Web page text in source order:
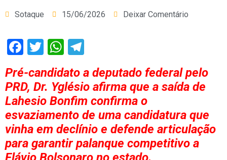
Sotaque 15/06/2026 Deixar Comentário
Facebook
TwitterWhatsApp
Pré-candidato a deputado federal pelo
PRD, Dr. Yglésio afirma que a saída de
Lahesio Bonfim confirma o
esvaziamento de uma candidatura que
vinha em declínio e defende articulação
para garantir palanque competitivo a